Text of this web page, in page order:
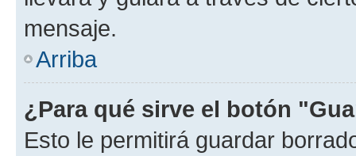
mensaje.
Arriba
¿Para qué sirve el botón
Esto le permitirá guardar